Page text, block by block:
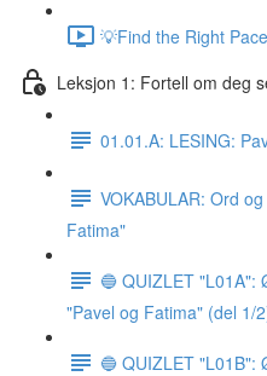
💡Find the Right
Leksjon 1: Fortell om deg
01.01.A: LESING:
VOKABULAR: Ord
Fatima"
🔵 QUIZLET "L01A":
"Pavel og Fatima" (del 1/
🔵 QUIZLET "L01B":